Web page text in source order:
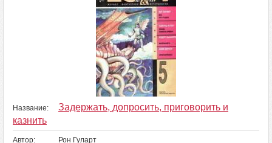
Название:
Задержать, допросить, приговорить и
казнить
Автор: Рон Гуларт